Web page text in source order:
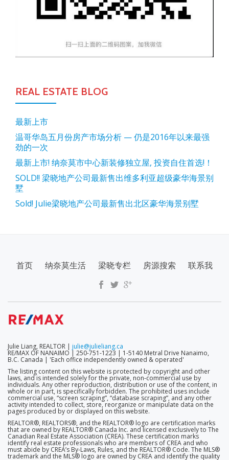
REAL ESTATE BLOG
最新上市
温哥华岛五月份房产市场分析 — 仍是2016年以来最强
劲的一次
最新上市! 纳奈莫市中心新装修独立屋, 投资自住首选!！
SOLD!! 梁晓地产公司最新售出维多利亚超级豪华海景别
墅
Sold! Julie梁晓地产公司最新售出北区豪华海景别墅
SECONDARY
MENU
首页 纳奈莫生活 梁晓专栏 房源搜索 联系我
Julie Liang, REALTOR | julie@julieliang.ca
RE/MAX OF NANAIMO | 250-751-1223 | 1-5140 Metral Drive Nanaimo,
B.C. Canada | 'Each office independently owned & operated'
The listing content on this website is protected by copyright and other
laws, and is intended solely for the private, non-commercial use by
individuals. Any other reproduction, distribution or use of the content, in
whole or in part, is specifically forbidden. The prohibited uses include
commercial use, “screen scraping”, “database scraping”, and any other
activity intended to collect, store, reorganize or manipulate data on the
pages produced by or displayed on this website.
REALTOR®, REALTORS®, and the REALTOR® logo are certification marks
that are owned by REALTOR® Canada Inc. and licensed exclusively to The
Canadian Real Estate Association (CREA). These certification marks
identify real estate professionals who are members of CREA and who
must abide by CREA’s By-Laws, Rules, and the REALTOR® Code. The MLS®
trademark and the MLS® logo are owned by CREA and identify the quality